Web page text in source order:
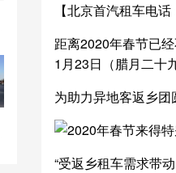
【北京首汽租车电
距离2020年春节已
1月23日（腊月二十
为助力异地客返乡
“受返乡租车需求带